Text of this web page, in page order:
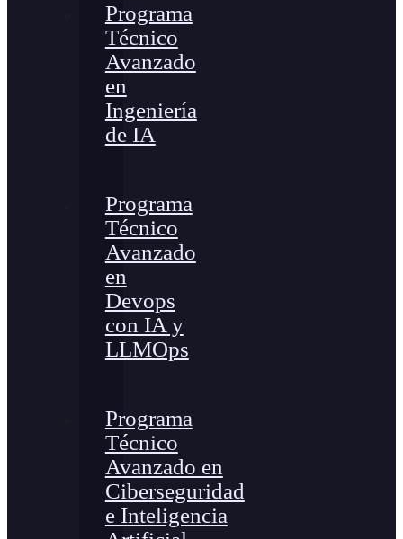
Programa
Técnico
Avanzado
en
Ingeniería
de IA
Programa
Técnico
Avanzado
en
Devops
con IA y
LLMOps
Programa
Técnico
Avanzado en
Ciberseguridad
e Inteligencia